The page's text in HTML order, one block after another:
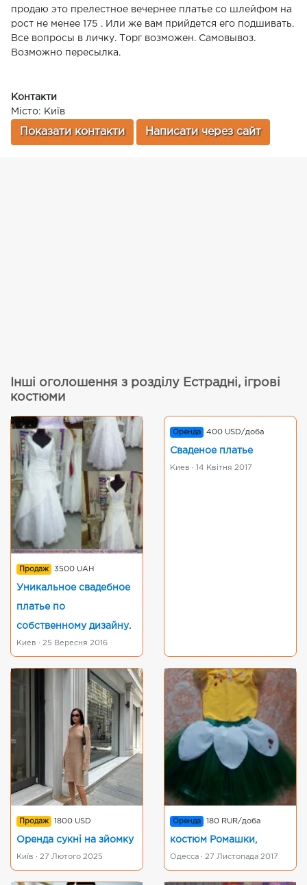
продаю это прелестное вечернее платье со шлейфом на
рост не менее 175 . Или же вам прийдется его подшивать.
Все вопросы в личку. Торг возможен. Самовывоз.
Возможно пересылка.
Контакти
Місто: Київ
Показати контакти Написати через сайт
Інші оголошення з розділу Естрадні, ігрові
костюми
Продаж 3500 UAH
Уникальное свадебное
платье по
собственному дизайну.
Киев · 25 Вересня 2016
Оренда 400 USD/доба
Сваденое платье
Киев · 14 Квітня 2017
Продаж 1800 USD
Оренда сукні на зйомку
Київ · 27 Лютого 2025
Оренда 180 RUR/доба
костюм Ромашки,
Одесса · 27 Листопада 2017